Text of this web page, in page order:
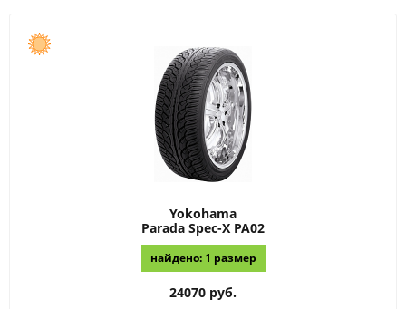
Yokohama
Parada Spec-X PA02
найдено: 1 размер
24070 руб.